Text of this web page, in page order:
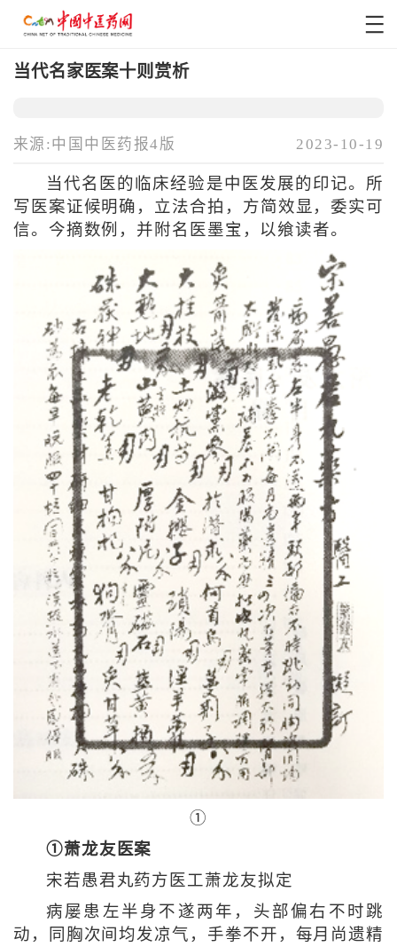
当代名家医案十则赏析
来源:中国中医药报4版 2023-10-19
当代名医的临床经验是中医发展的印记。所
写医案证候明确，立法合拍，方简效显，委实可
信。今摘数例，并附名医墨宝，以飨读者。
①
①萧龙友医案
宋若愚君丸药方医工萧龙友拟定
病屡患左半身不遂两年，头部偏右不时跳
动，同胸次间均发凉气，手拳不开，每月尚遗精